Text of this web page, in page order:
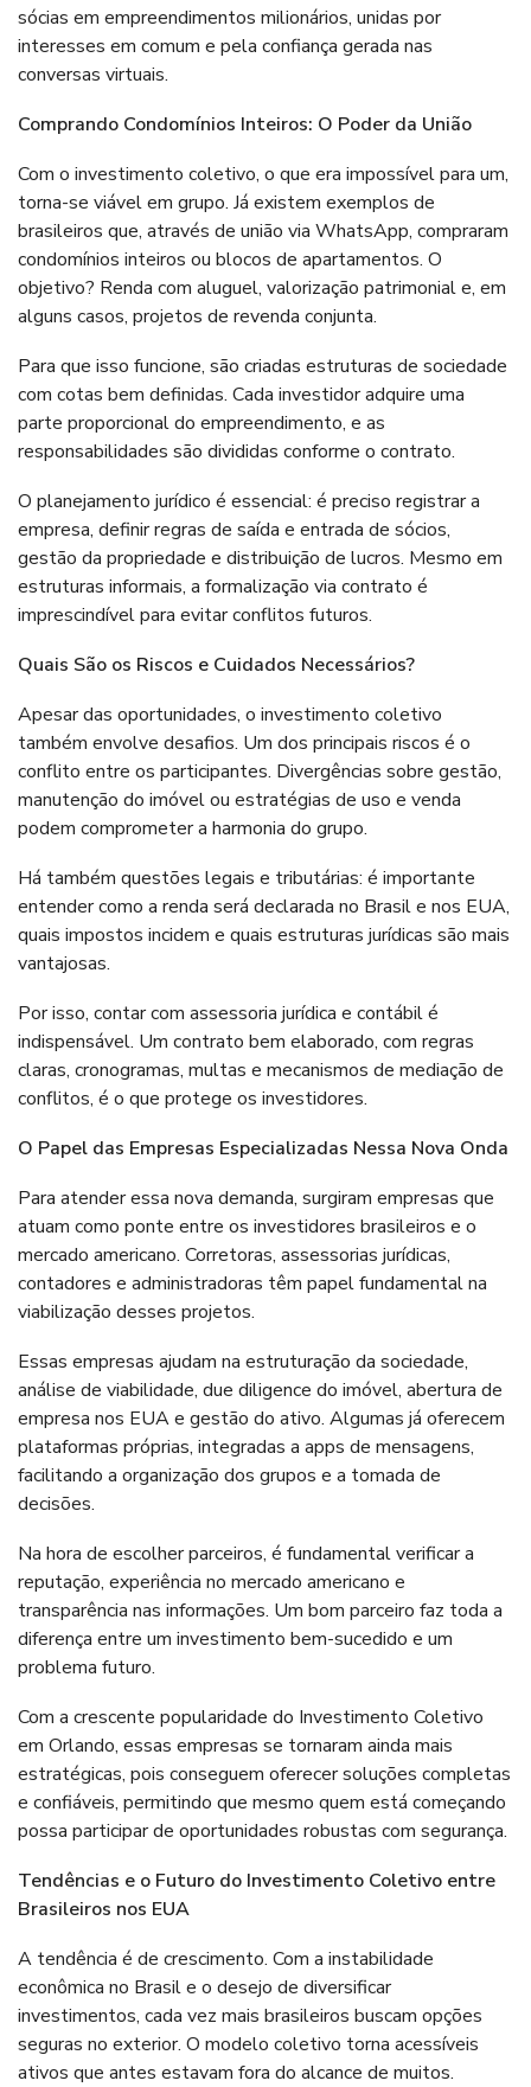
sócias em empreendimentos milionários, unidas por
interesses em comum e pela confiança gerada nas
conversas virtuais.
Comprando Condomínios Inteiros: O Poder da União
Com o investimento coletivo, o que era impossível para um,
torna-se viável em grupo. Já existem exemplos de
brasileiros que, através de união via WhatsApp, compraram
condomínios inteiros ou blocos de apartamentos. O
objetivo? Renda com aluguel, valorização patrimonial e, em
alguns casos, projetos de revenda conjunta.
Para que isso funcione, são criadas estruturas de sociedade
com cotas bem definidas. Cada investidor adquire uma
parte proporcional do empreendimento, e as
responsabilidades são divididas conforme o contrato.
O planejamento jurídico é essencial: é preciso registrar a
empresa, definir regras de saída e entrada de sócios,
gestão da propriedade e distribuição de lucros. Mesmo em
estruturas informais, a formalização via contrato é
imprescindível para evitar conflitos futuros.
Quais São os Riscos e Cuidados Necessários?
Apesar das oportunidades, o investimento coletivo
também envolve desafios. Um dos principais riscos é o
conflito entre os participantes. Divergências sobre gestão,
manutenção do imóvel ou estratégias de uso e venda
podem comprometer a harmonia do grupo.
Há também questões legais e tributárias: é importante
entender como a renda será declarada no Brasil e nos EUA,
quais impostos incidem e quais estruturas jurídicas são mais
vantajosas.
Por isso, contar com assessoria jurídica e contábil é
indispensável. Um contrato bem elaborado, com regras
claras, cronogramas, multas e mecanismos de mediação de
conflitos, é o que protege os investidores.
O Papel das Empresas Especializadas Nessa Nova Onda
Para atender essa nova demanda, surgiram empresas que
atuam como ponte entre os investidores brasileiros e o
mercado americano. Corretoras, assessorias jurídicas,
contadores e administradoras têm papel fundamental na
viabilização desses projetos.
Essas empresas ajudam na estruturação da sociedade,
análise de viabilidade, due diligence do imóvel, abertura de
empresa nos EUA e gestão do ativo. Algumas já oferecem
plataformas próprias, integradas a apps de mensagens,
facilitando a organização dos grupos e a tomada de
decisões.
Na hora de escolher parceiros, é fundamental verificar a
reputação, experiência no mercado americano e
transparência nas informações. Um bom parceiro faz toda a
diferença entre um investimento bem-sucedido e um
problema futuro.
Com a crescente popularidade do Investimento Coletivo
em Orlando, essas empresas se tornaram ainda mais
estratégicas, pois conseguem oferecer soluções completas
e confiáveis, permitindo que mesmo quem está começando
possa participar de oportunidades robustas com segurança.
Tendências e o Futuro do Investimento Coletivo entre
Brasileiros nos EUA
A tendência é de crescimento. Com a instabilidade
econômica no Brasil e o desejo de diversificar
investimentos, cada vez mais brasileiros buscam opções
seguras no exterior. O modelo coletivo torna acessíveis
ativos que antes estavam fora do alcance de muitos.